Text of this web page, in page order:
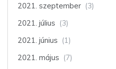
2021. szeptember (3)
2021. július (3)
2021. június (1)
2021. május (7)